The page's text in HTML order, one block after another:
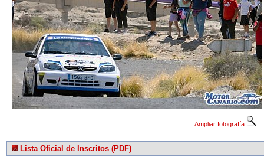
Ampliar fotografía
Lista Oficial de Inscritos (PDF)